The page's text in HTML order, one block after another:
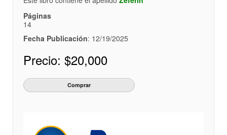
Páginas
14
Fecha Publicación: 12/19/2025
Precio: $20,000